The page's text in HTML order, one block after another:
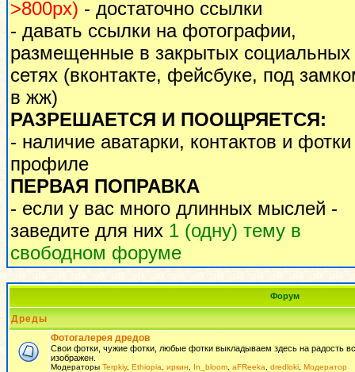
>800px) - достаточно ссылки
- давать ссылки на фотографии,
размещенные в закрытых социальных
сетях (вконтакте, фейсбуке, под
в жж)
РАЗРЕШАЕТСЯ И ПООЩРЯЕТСЯ:
- наличие аватарки, контактов и
профиле
ПЕРВАЯ ПОПРАВКА
- если у вас много длинных мыслей -
заведите для них 1 (одну) тему в
свободном форуме
Форум
Дреды
Фотогалерея дредов
Свои фотки, чужие фотки, любые фотки выкладываем здесь на радость
изображен.
Модераторы Terpkiy, Ethiopia иркин In_bloom aFReeka dredloki Модератор